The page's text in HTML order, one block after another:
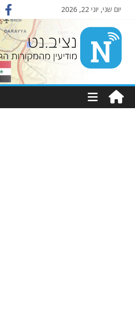
יום שני, יוני 22, 2026
Nziv.net
מודיעין
מהמקורות